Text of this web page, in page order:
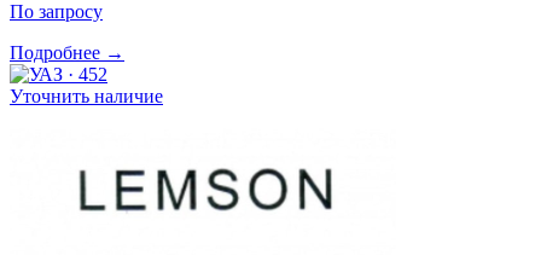
По запросу
Подробнее →
Уточнить наличие